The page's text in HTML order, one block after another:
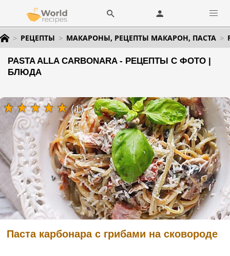
РЕЦЕПТЫ МАКАРОНЫ, РЕЦЕПТЫ МАКАРОН, ПАСТА
PASTA ALLA CARBONARA - РЕЦЕПТЫ С ФОТО |
БЛЮДА
Паста карбонара с грибами на сковороде
(1)